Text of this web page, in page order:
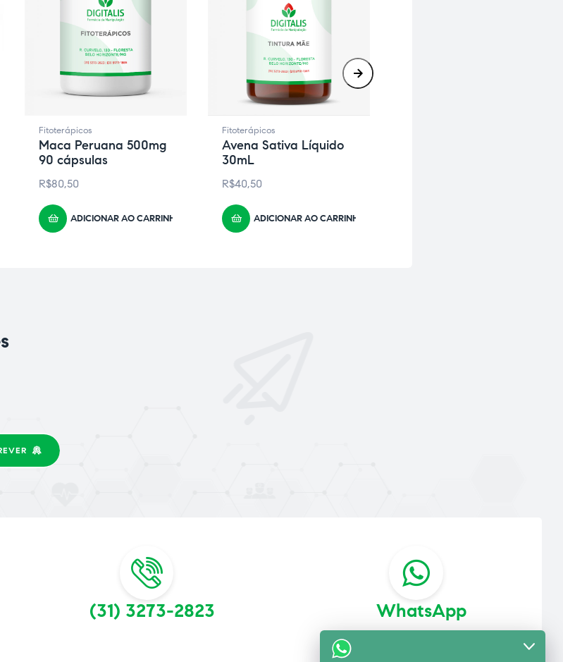
Fitoterápicos
Maca Peruana 500mg
90 cápsulas
R$80,50
ADICIONAR AO CARRINHO
Fitoterápicos
Avena Sativa Líquido
30mL
R$40,50
ADICIONAR AO CARRINHO
(31) 3273-2823 WhatsApp